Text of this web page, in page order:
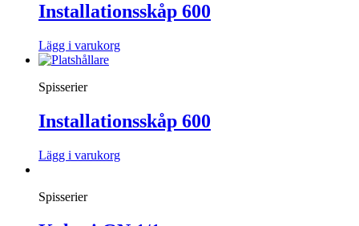
Installationsskåp 600
Lägg i varukorg
Spisserier
Installationsskåp 600
Lägg i varukorg
Spisserier